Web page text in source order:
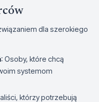
dla szerokiego
: Osoby, które chcą
systemom
którzy potrzebują